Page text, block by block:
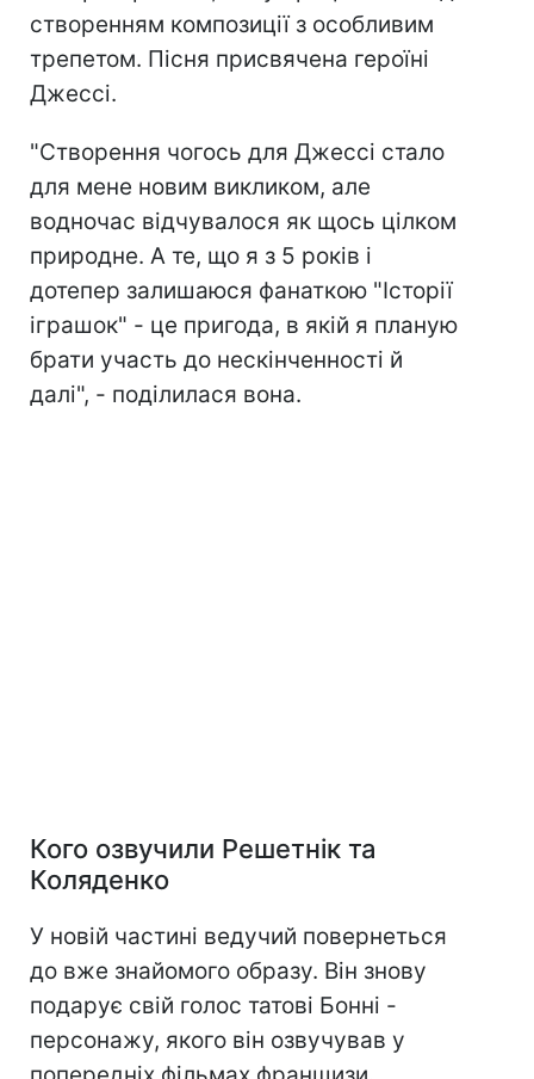
створенням композиції з особливим
трепетом. Пісня присвячена героїні
Джессі.
"Створення чогось для Джессі стало
для мене новим викликом, але
водночас відчувалося як щось цілком
природне. А те, що я з 5 років і
дотепер залишаюся фанаткою "Історії
іграшок" - це пригода, в якій я планую
брати участь до нескінченності й
далі", - поділилася вона.
Кого озвучили Решетнік та
Коляденко
У новій частині ведучий повернеться
до вже знайомого образу. Він знову
подарує свій голос татові Бонні -
персонажу, якого він озвучував у